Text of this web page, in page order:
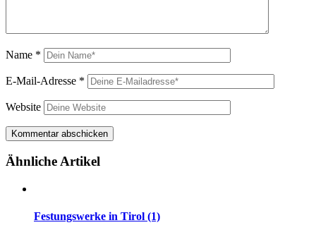
Name *
E-Mail-Adresse *
Website
Ähnliche Artikel
Festungswerke in Tirol (1)